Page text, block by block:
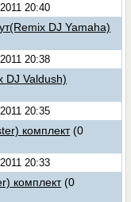
20:40
DJ Yamaha)
20:38
DJ Valdush)
20:35
комплект (0
20:33
комплект (0